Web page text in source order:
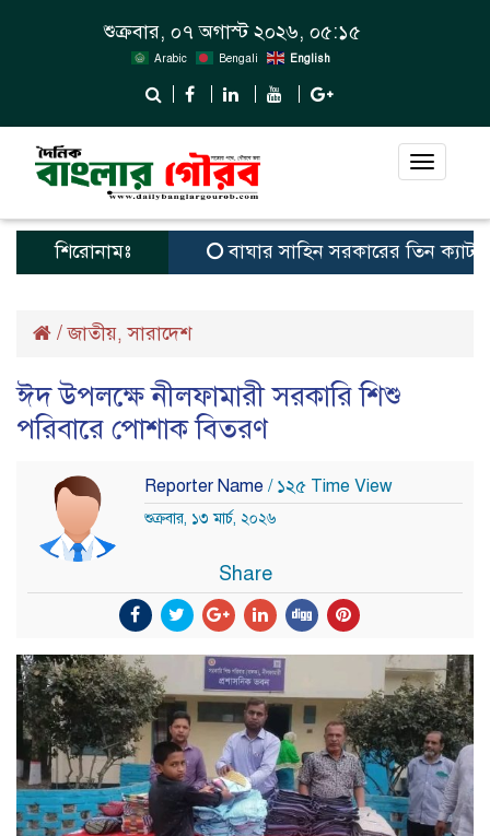
শুক্রবার, ০৭ অগাস্ট ২০২৬, ০৫:১৫
Arabic Bengali English
Toggle
শিরোনামঃ বাঘার সাহিন সরকারের তিন
/জাতীয়,সারাদেশ
ঈদ উপলক্ষে নীলফামারী সরকারি শিশু
পরিবারে পোশাক বিতরণ
Reporter Name / ১২৫ Time View
শুক্রবার, ১৩ মার্চ, ২০২৬
Share